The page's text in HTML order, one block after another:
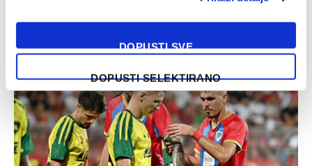
DOPUSTI SVE
DOPUSTI SELEKTIRANO